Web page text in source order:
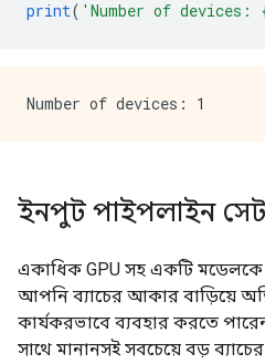
print( 'Number of devices:
ইনপুট পাইপলাইন
একাধিক GPU সহ একটি মডেলকে
আপনি ব্যাচের আকার বাড়িয়ে
কার্যকরভাবে ব্যবহার করতে
সাথে মানানসই সবচেয়ে বড়